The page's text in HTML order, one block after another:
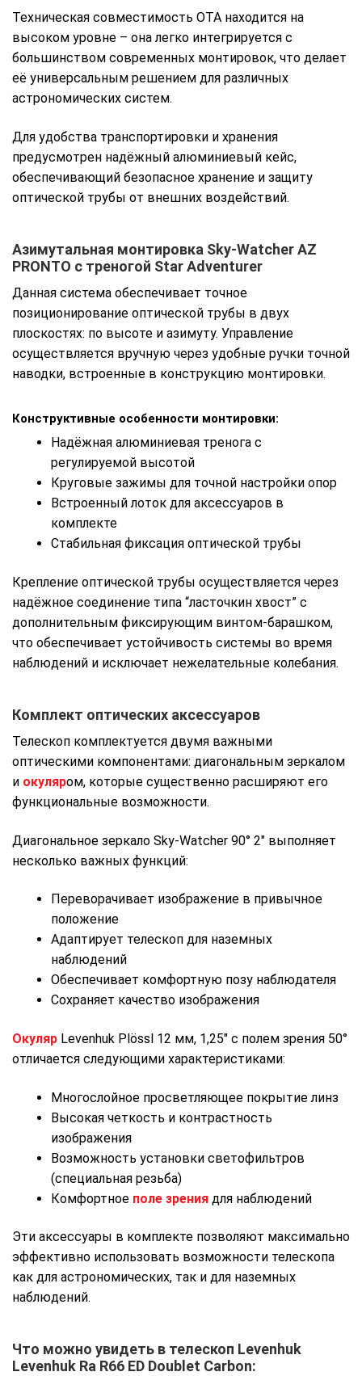
Техническая совместимость ОТА находится на
высоком уровне – она легко интегрируется с
большинством современных монтировок, что делает
её универсальным решением для различных
астрономических систем.
Для удобства транспортировки и хранения
предусмотрен надёжный алюминиевый кейс,
обеспечивающий безопасное хранение и защиту
оптической трубы от внешних воздействий.
Азимутальная монтировка Sky-Watcher AZ
PRONTO с треногой Star Adventurer
Данная система обеспечивает точное
позиционирование оптической трубы в двух
плоскостях: по высоте и азимуту. Управление
осуществляется вручную через удобные ручки точной
наводки, встроенные в конструкцию монтировки.
Конструктивные особенности монтировки:
Надёжная алюминиевая тренога с
регулируемой высотой
Круговые зажимы для точной настройки опор
Встроенный лоток для аксессуаров в
комплекте
Стабильная фиксация оптической трубы
Крепление оптической трубы осуществляется через
надёжное соединение типа “ласточкин хвост” с
дополнительным фиксирующим винтом-барашком,
что обеспечивает устойчивость системы во время
наблюдений и исключает нежелательные колебания.
Комплект оптических аксессуаров
Телескоп комплектуется двумя важными
оптическими компонентами: диагональным зеркалом
и окуляром, которые существенно расширяют его
функциональные возможности.
Диагональное зеркало Sky-Watcher 90° 2″ выполняет
несколько важных функций:
Переворачивает изображение в привычное
положение
Адаптирует телескоп для наземных
наблюдений
Обеспечивает комфортную позу наблюдателя
Сохраняет качество изображения
Окуляр Levenhuk Plössl 12 мм, 1,25″ с полем зрения 50°
отличается следующими характеристиками:
Многослойное просветляющее покрытие линз
Высокая четкость и контрастность
изображения
Возможность установки светофильтров
(специальная резьба)
Комфортное поле зрения для наблюдений
Эти аксессуары в комплекте позволяют максимально
эффективно использовать возможности телескопа
как для астрономических, так и для наземных
наблюдений.
Что можно увидеть в телескоп Levenhuk
Levenhuk Ra R66 ED Doublet Carbon: